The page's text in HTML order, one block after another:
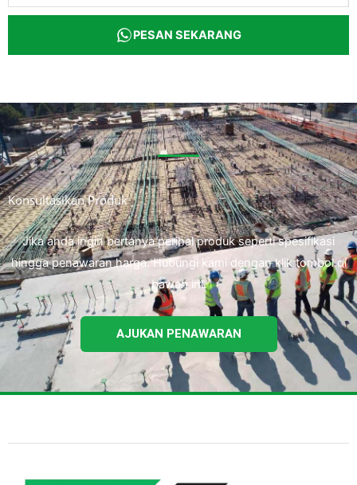
PESAN SEKARANG
Konsultasikan Produk
Jika anda ingin bertanya perihal produk seperti spesifikasi
hingga penawaran harga. Hubungi kami dengan klik tombol di
bawah ini.
AJUKAN PENAWARAN